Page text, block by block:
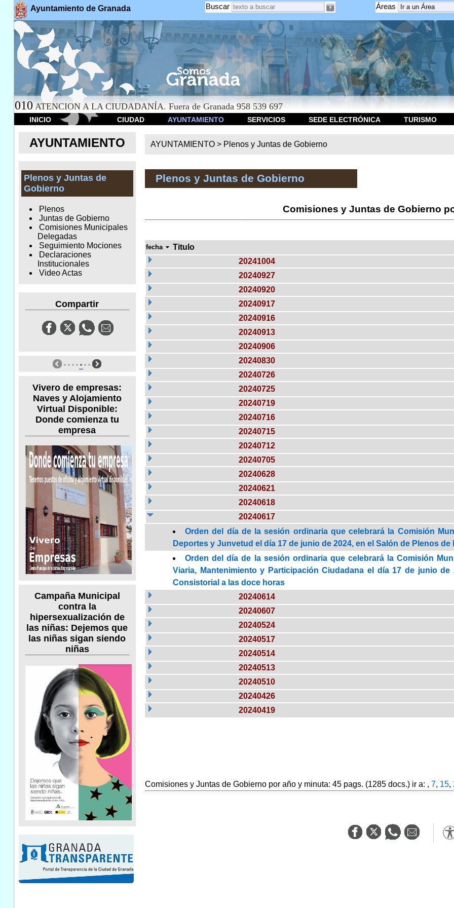
Ayuntamiento de Granada Áreas
Buscar
010 ATENCION A LA CIUDADANÍA. Fuera de Granada 958 539 697
INICIO CIUDAD AYUNTAMIENTO SERVICIOS SEDE ELECTRÓNICA TURISMO
AYUNTAMIENTO
Plenos y Juntas de
Gobierno
Plenos
Juntas de Gobierno
Comisiones Municipales
Delegadas
Seguimiento Mociones
Declaraciones
Institucionales
Video Actas
Compartir
Vivero de empresas:
Naves y Alojamiento
Virtual Disponible:
Donde comienza tu
empresa
Campaña Municipal
contra la
hipersexualización de
las niñas: Dejemos que
las niñas sigan siendo
niñas
AYUNTAMIENTO > Plenos y Juntas de Gobierno
Plenos y Juntas de Gobierno
Comisiones y Juntas de Gobierno
fecha Titulo
20241004
20240927
20240920
20240917
20240916
20240913
20240906
20240830
20240726
20240725
20240719
20240716
20240715
20240712
20240705
20240628
20240621
20240618
20240617
Orden del día de la sesión ordinaria que celebrará la Comisión
Deportes y Junvetud el día 17 de junio de 2024, en el Salón de Plenos
Orden del día de la sesión ordinaria que celebrará la Comisión
Viaria, Mantenimiento y Participación Ciudadana el día 17 de junio
Consistorial a las doce horas
20240614
20240607
20240524
20240517
20240514
20240513
20240510
20240426
20240419
Comisiones y Juntas de Gobierno por año y minuta: 45 pags. (1285 docs.) ir a: , 7, 15,